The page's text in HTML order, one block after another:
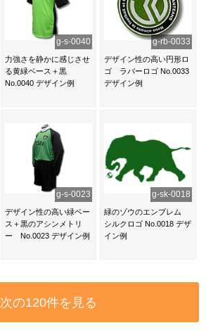
g-s-0040
力強さを静かに感じさせ
る黄緑ベース＋黒
No.0040 デザイン例
g-rb-0033
デザイン性の高い円形ロ
ゴ ラバーロゴ No.0033
デザイン例
g-s-0023
デザイン性の高い緑ベー
ス＋黒のアシンメトリ
ー No.0023 デザイン例
g-sk-0018
緑のゾウのエンブレム
シルクロゴ No.0018 デザ
イン例
次の120件を見る